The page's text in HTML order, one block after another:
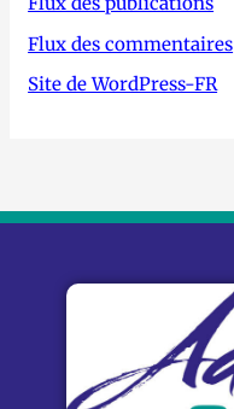
Flux des commentaires
Site de WordPress-FR